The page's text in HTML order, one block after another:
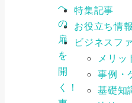
へ
の
扉
を
開
く！
特集記事
お役立ち情報
ビジネスフ
メリッ
事例・
基礎知